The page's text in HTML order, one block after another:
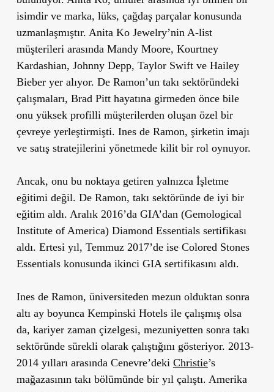
isimdir ve marka, lüks, çağdaş parçalar konusunda
uzmanlaşmıştır. Anita Ko Jewelry’nin A-list
müşterileri arasında Mandy Moore, Kourtney
Kardashian, Johnny Depp, Taylor Swift ve Hailey
Bieber yer alıyor. De Ramon’un takı sektöründeki
çalışmaları, Brad Pitt hayatına girmeden önce bile
onu yüksek profilli müşterilerden oluşan özel bir
çevreye yerleştirmişti. Ines de Ramon, şirketin imajı
ve satış stratejilerini yönetmede kilit bir rol oynuyor.
Ancak, onu bu noktaya getiren yalnızca İşletme
eğitimi değil. De Ramon, takı sektöründe de iyi bir
eğitim aldı. Aralık 2016’da GIA’dan (Gemological
Institute of America) Diamond Essentials sertifikası
aldı. Ertesi yıl, Temmuz 2017’de ise Colored Stones
Essentials konusunda ikinci GIA sertifikasını aldı.
Ines de Ramon, üniversiteden mezun olduktan sonra
altı ay boyunca Kempinski Hotels ile çalışmış olsa
da, kariyer zaman çizelgesi, mezuniyetten sonra takı
sektöründe sürekli olarak çalıştığını gösteriyor. 2013-
2014 yılları arasında Cenevre’deki Christie’s
mağazasının takı bölümünde bir yıl çalıştı. Amerika